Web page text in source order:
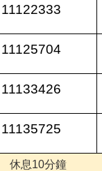
11122333
11125704
11133426
11135725
休息10分鐘